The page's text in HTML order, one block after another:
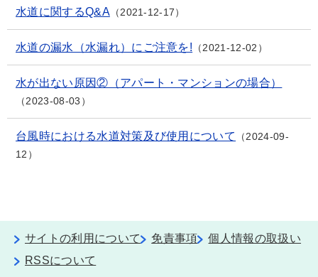
水道に関するQ&A 2021-12-17
水道の漏水（水漏れ）にご注意を! 2021-12-02
水が出ない原因②（アパート・マンションの場合）
2023-08-03
台風時における水道対策及び使用について
2024-09-
12
サイトの利用について 免責事項
個人情報の取扱い
RSSについて